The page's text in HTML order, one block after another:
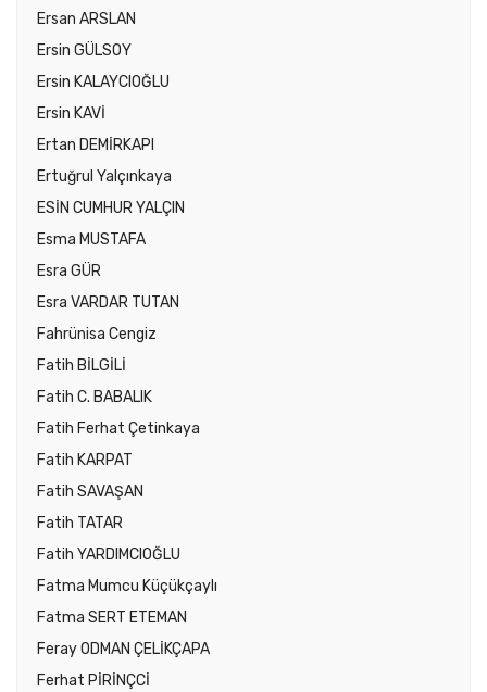
Ersan ARSLAN
Ersin GÜLSOY
Ersin KALAYCIOĞLU
Ersin KAVİ
Ertan DEMİRKAPI
Ertuğrul Yalçınkaya
ESİN CUMHUR YALÇIN
Esma MUSTAFA
Esra GÜR
Esra VARDAR TUTAN
Fahrünisa Cengiz
Fatih BİLGİLİ
Fatih C. BABALIK
Fatih Ferhat Çetinkaya
Fatih KARPAT
Fatih SAVAŞAN
Fatih TATAR
Fatih YARDIMCIOĞLU
Fatma Mumcu Küçükçaylı
Fatma SERT ETEMAN
Feray ODMAN ÇELİKÇAPA
Ferhat PİRİNÇCİ